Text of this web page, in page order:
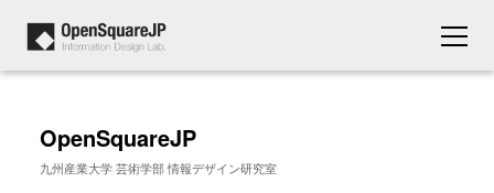
OpenSquareJP
九州産業大学 芸術学部 情報デザイン研究室